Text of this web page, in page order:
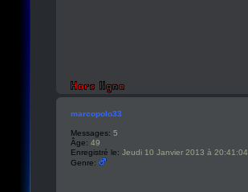
marcopolo33
Messages: 5
Âge: 49
Enregistré le: Jeudi 10 Janvier 2013 à 20:41:04
Genre: